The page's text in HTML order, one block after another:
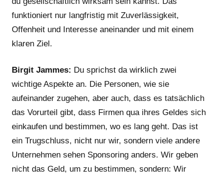
funktioniert nur langfristig mit Zuverlässigkeit,
Offenheit und Interesse aneinander und mit einem
klaren Ziel.
Birgit Jammes: Du sprichst da wirklich zwei
wichtige Aspekte an. Die Personen, wie sie
aufeinander zugehen, aber auch, dass es tatsächlich
das Vorurteil gibt, dass Firmen qua ihres Geldes sich
einkaufen und bestimmen, wo es lang geht. Das ist
ein Trugschluss, nicht nur wir, sondern viele andere
Unternehmen sehen Sponsoring anders. Wir geben
nicht das Geld, um zu bestimmen, sondern: Wir